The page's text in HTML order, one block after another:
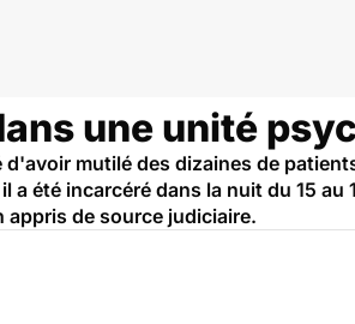
une unité
mutilé des dizaines de
été incarcéré dans la nuit du 15 au
de source judiciaire.